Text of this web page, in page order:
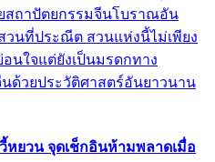
ยสถาปัตยกรรมจีนโบราณอัน
วนที่ประณีต สวนแห่งนี้ไม่เพียง
นใจแต่ยังเป็นมรดกทาง
วยประวัติศาสตร์อันยาวนาน
หยวน จุดเช็กอินห้ามพลาดเมื่อ